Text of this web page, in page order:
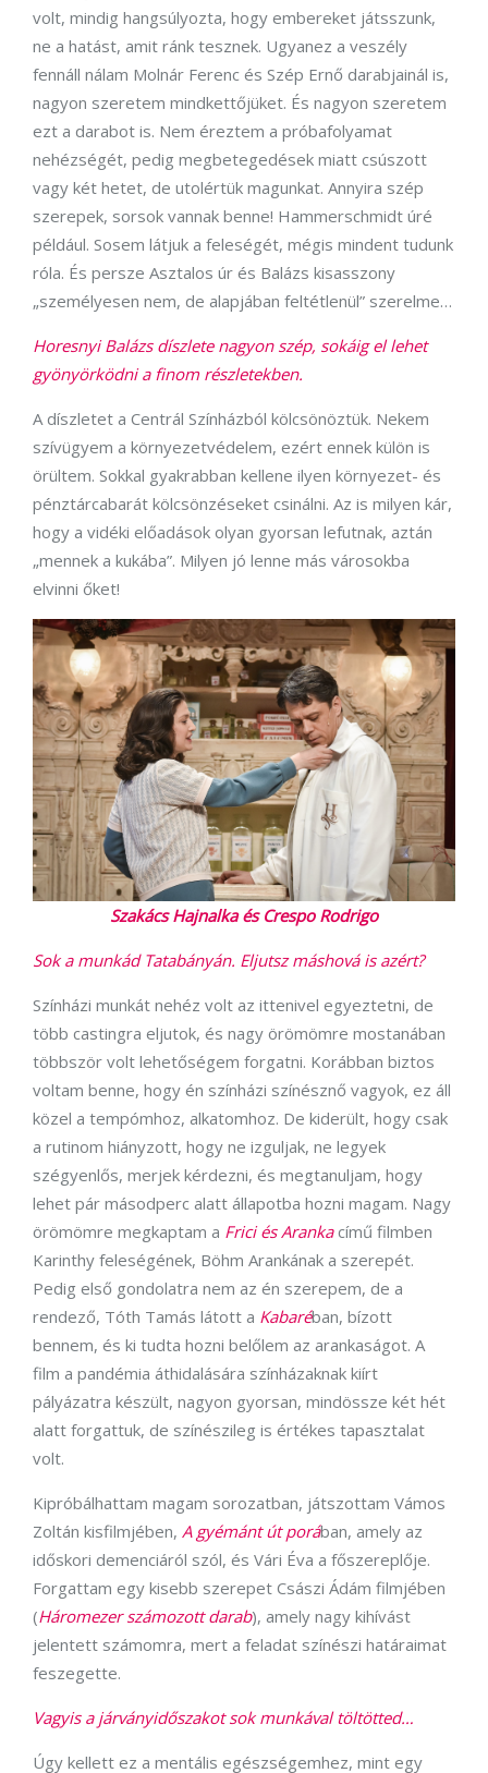
volt, mindig hangsúlyozta, hogy embereket játsszunk,
ne a hatást, amit ránk tesznek. Ugyanez a veszély
fennáll nálam Molnár Ferenc és Szép Ernő darabjainál is,
nagyon szeretem mindkettőjüket. És nagyon szeretem
ezt a darabot is. Nem éreztem a próbafolyamat
nehézségét, pedig megbetegedések miatt csúszott
vagy két hetet, de utolértük magunkat. Annyira szép
szerepek, sorsok vannak benne! Hammerschmidt úré
például. Sosem látjuk a feleségét, mégis mindent tudunk
róla. És persze Asztalos úr és Balázs kisasszony
„személyesen nem, de alapjában feltétlenül” szerelme…
Horesnyi Balázs díszlete nagyon szép, sokáig el lehet
gyönyörködni a finom részletekben.
A díszletet a Centrál Színházból kölcsönöztük. Nekem
szívügyem a környezetvédelem, ezért ennek külön is
örültem. Sokkal gyakrabban kellene ilyen környezet- és
pénztárcabarát kölcsönzéseket csinálni. Az is milyen kár,
hogy a vidéki előadások olyan gyorsan lefutnak, aztán
„mennek a kukába”. Milyen jó lenne más városokba
elvinni őket!
Szakács Hajnalka és Crespo Rodrigo
Sok a munkád Tatabányán. Eljutsz máshová is azért?
Színházi munkát nehéz volt az ittenivel egyeztetni, de
több castingra eljutok, és nagy örömömre mostanában
többször volt lehetőségem forgatni. Korábban biztos
voltam benne, hogy én színházi színésznő vagyok, ez áll
közel a tempómhoz, alkatomhoz. De kiderült, hogy csak
a rutinom hiányzott, hogy ne izguljak, ne legyek
szégyenlős, merjek kérdezni, és megtanuljam, hogy
lehet pár másodperc alatt állapotba hozni magam. Nagy
örömömre megkaptam a Frici és Arankacímű filmben
Karinthy feleségének, Böhm Arankának a szerepét.
Pedig első gondolatra nem az én szerepem, de a
rendező, Tóth Tamás látott a Kabaréban, bízott
bennem, és ki tudta hozni belőlem az arankaságot. A
film a pandémia áthidalására színházaknak kiírt
pályázatra készült, nagyon gyorsan, mindössze két hét
alatt forgattuk, de színészileg is értékes tapasztalat
volt.
Kipróbálhattam magam sorozatban, játszottam Vámos
Zoltán kisfilmjében, A gyémánt út porában, amely az
időskori demenciáról szól, és Vári Éva a főszereplője.
Forgattam egy kisebb szerepet Császi Ádám filmjében
(Háromezer számozott darab), amely nagy kihívást
jelentett számomra, mert a feladat színészi határaimat
feszegette.
Vagyis a járványidőszakot sok munkával töltötted…
Úgy kellett ez a mentális egészségemhez, mint egy